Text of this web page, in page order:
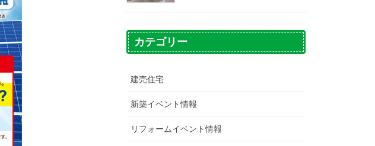
カテゴリー
建売住宅
新築イベント情報
リフォームイベント情報